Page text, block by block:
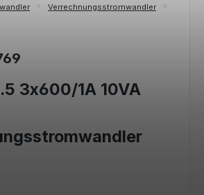
Verrechnungsstromwandler
3x600/1A 10VA